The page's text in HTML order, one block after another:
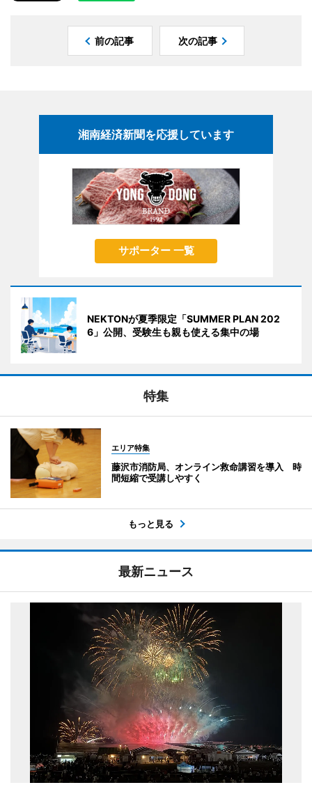
前の記事 次の記事
湘南経済新聞を応援しています
サポーター 一覧
NEKTONが夏季限定「SUMMER PLAN 202
6」公開、受験生も親も使える集中の場
特集
エリア特集
藤沢市消防局、オンライン救命講習を導入 時
間短縮で受講しやすく
もっと見る
最新ニュース